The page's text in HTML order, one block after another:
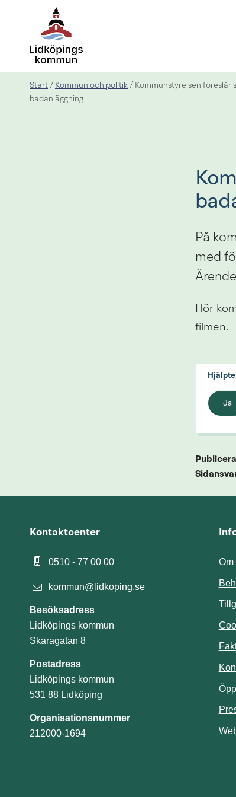
Start / Kommun och politik / Kommunstyrelsen föreslår
badanläggning
På
med
Hör
filmen.
Ja
Kontaktcenter
0510 - 77 00 00
kommun@lidkoping.se
Besöksadress
Lidköpings kommun
Skaragatan 8
Postadress
Lidköpings kommun
531 88 Lidköping
Organisationsnummer
212000-1694
Om